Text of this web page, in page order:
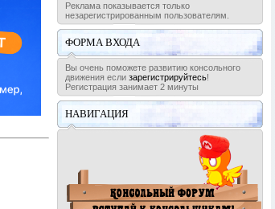
Реклама показывается только
незарегистрированным пользователям.
ФОРМА ВХОДА
Вы очень поможете развитию консольного
движения если зарегистрируйтесь!
Регистрация занимает 2 минуты
НАВИГАЦИЯ